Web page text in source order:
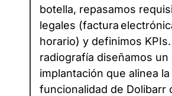
botella, repasamos
legales (factura
horario) y definimos
radiografía diseñamos un
implantación que alinea la
funcionalidad de Dolibarr